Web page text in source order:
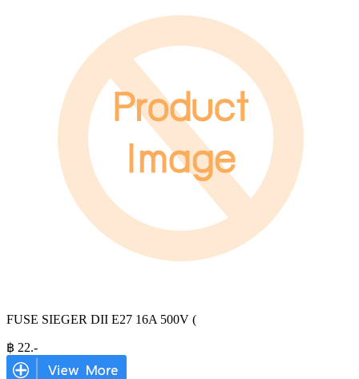
FUSE SIEGER DII E27 16A 500V (
฿ 22.-